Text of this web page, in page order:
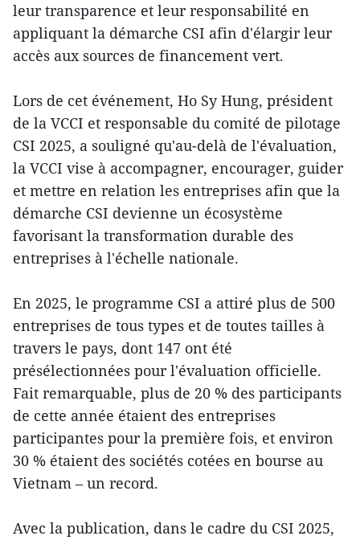
leur transparence et leur responsabilité en
appliquant la démarche CSI afin d'élargir leur
accès aux sources de financement vert.
Lors de cet événement, Ho Sy Hung, président
de la VCCI et responsable du comité de pilotage
CSI 2025, a souligné qu'au-delà de l'évaluation,
la VCCI vise à accompagner, encourager, guider
et mettre en relation les entreprises afin que la
démarche CSI devienne un écosystème
favorisant la transformation durable des
entreprises à l'échelle nationale.
En 2025, le programme CSI a attiré plus de 500
entreprises de tous types et de toutes tailles à
travers le pays, dont 147 ont été
présélectionnées pour l'évaluation officielle.
Fait remarquable, plus de 20 % des participants
de cette année étaient des entreprises
participantes pour la première fois, et environ
30 % étaient des sociétés cotées en bourse au
Vietnam – un record.
Avec la publication, dans le cadre du CSI 2025,